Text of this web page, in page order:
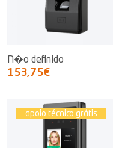
N�o definido
153,75€
apoio técnico grátis